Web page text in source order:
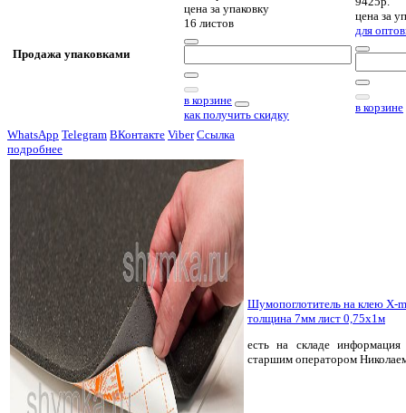
Продажа упаковками
цена за упаковку
16 листов
в корзине
как получить скидку
цена за
для
в корзине
WhatsApp Telegram ВКонтакте Viber Ссылка
подробнее
Шумопоглотитель на клею X-
толщина 7мм лист 0,75х1м
есть на складе информация
старшим оператором